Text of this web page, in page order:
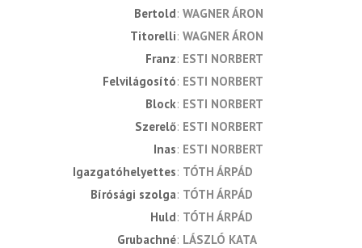
Bertold WAGNER ÁRON
Titorelli WAGNER ÁRON
Franz ESTI NORBERT
Felvilágosító ESTI NORBERT
Block ESTI NORBERT
Szerelő ESTI NORBERT
Inas ESTI NORBERT
Igazgatóhelyettes TÓTH ÁRPÁD
Bírósági szolga TÓTH ÁRPÁD
Huld TÓTH ÁRPÁD
Grubachné LÁSZLÓ KATA